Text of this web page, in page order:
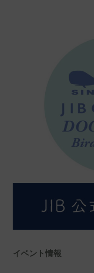
イベント情報